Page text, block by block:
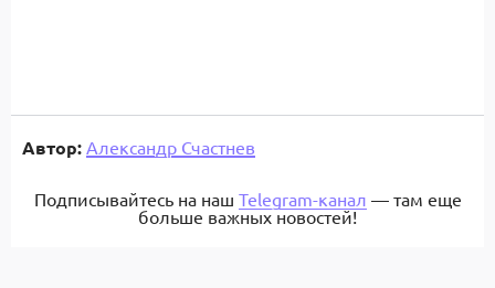
Автор: Александр Счастнев
Подписывайтесь на наш Telegram-канал — там еще
больше важных новостей!